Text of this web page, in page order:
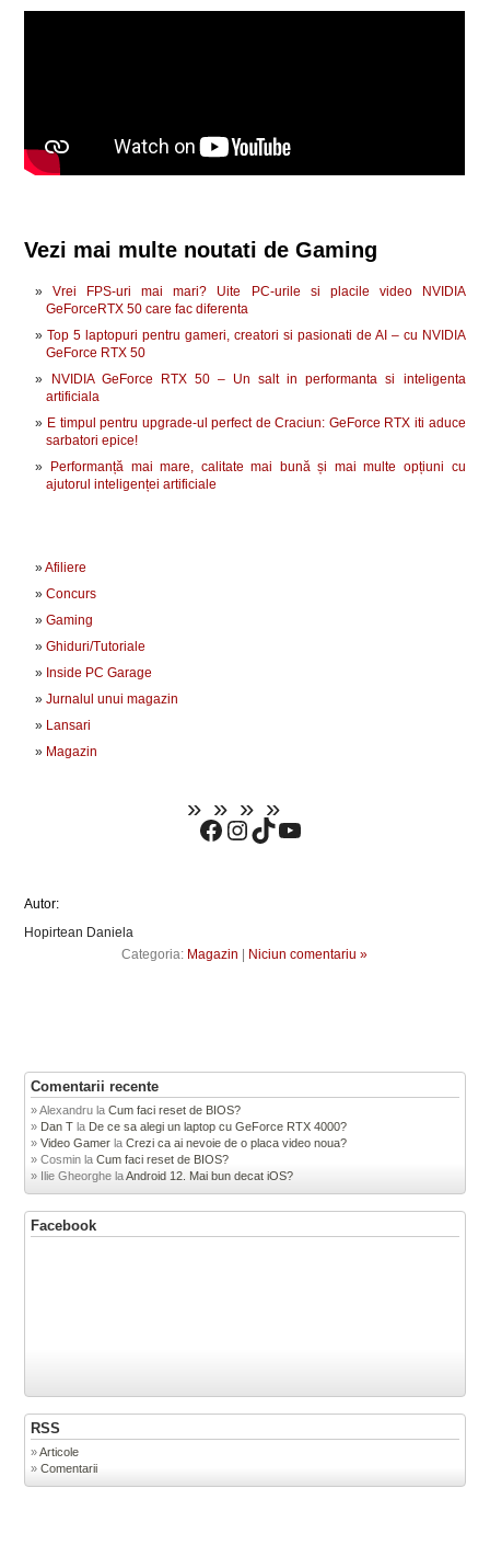
Vezi mai multe noutati de Gaming
Vrei FPS-uri mai mari? Uite PC-urile si placile video NVIDIA
GeForceRTX 50 care fac diferenta
Top 5 laptopuri pentru gameri, creatori si pasionati de AI – cu NVIDIA
GeForce RTX 50
NVIDIA GeForce RTX 50 – Un salt in performanta si inteligenta
artificiala
E timpul pentru upgrade-ul perfect de Craciun: GeForce RTX iti aduce
sarbatori epice!
Performanță mai mare, calitate mai bună și mai multe opțiuni cu
ajutorul inteligenței artificiale
Afiliere
Concurs
Gaming
Ghiduri/Tutoriale
Inside PC Garage
Jurnalul unui magazin
Lansari
Magazin
Autor:
Hopirtean Daniela
Categoria: Magazin Niciun comentariu »
Comentarii recente
Alexandru laCum faci reset de BIOS?
Dan T la De ce sa alegi un laptop cu GeForce RTX 4000?
Video Gamer laCrezi ca ai nevoie de o placa video noua?
Cosmin laCum faci reset de BIOS?
Ilie Gheorghe laAndroid 12. Mai bun decat iOS?
Facebook
RSS
Articole
Comentarii